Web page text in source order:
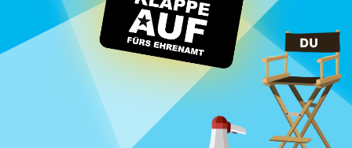
Homepage | Wettbewerb Dein
Ehrenamt ist Herzenssache
Teilnahmebedingungen
MeinMoment
Teilnahmebedingungen